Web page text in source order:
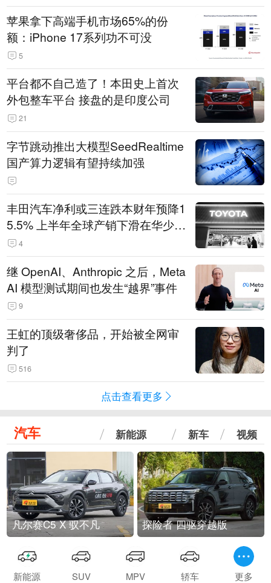
苹果拿下高端手机市场65%的份
额：iPhone 17系列功不可没
5
平台都不自己造了！本田史上首次
外包整车平台 接盘的是印度公司
21
字节跳动推出大模型SeedRealtime
国产算力逻辑有望持续加强
丰田汽车净利或三连跌本财年预降1
5.5% 上半年全球产销下滑在华少卖
14.3万辆
4
继 OpenAI、Anthropic 之后，Meta
AI 模型测试期间也发生“越界”事件
9
王虹的顶级奢侈品，开始被全网审
判了
516
点击查看更多
汽车 新能源 新车 视频
凡尔赛C5 X 驭不凡 探险者 四驱穿越版
新能源 SUV MPV 轿车 更多